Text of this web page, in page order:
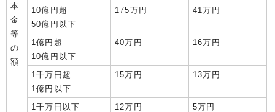
本
金
等
の
額
10億円超
50億円以下
175万円 41万円
1億円超
10億円以下
40万円 16万円
1千万円超
1億円以下
15万円 13万円
1千万円以下 12万円
5万円